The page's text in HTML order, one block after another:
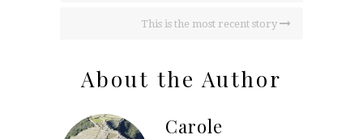
This is the most recent story
About the Author
Carole